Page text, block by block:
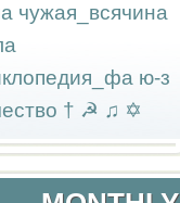
чужая_всячина
ю-з
† ☭ ♫ ✡